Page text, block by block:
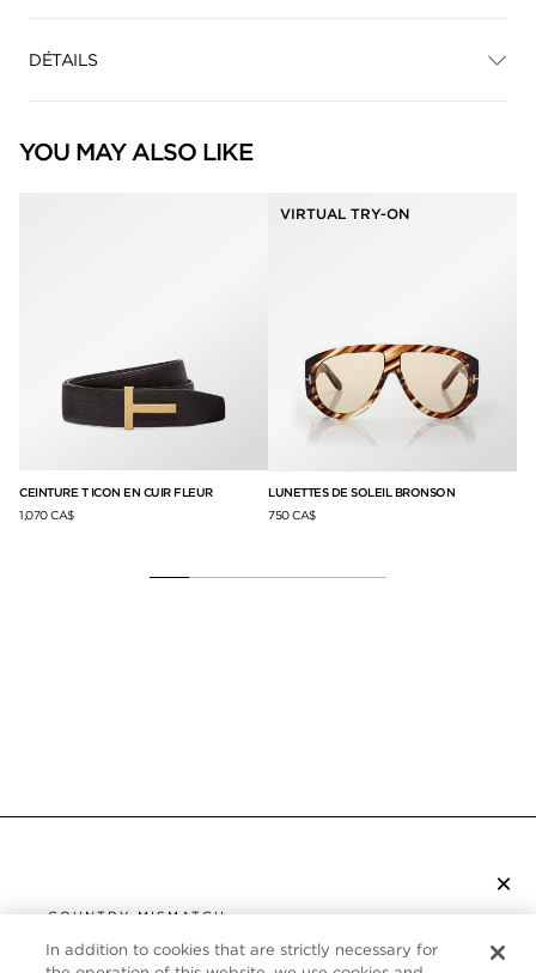
DÉTAILS
YOU MAY ALSO LIKE
CEINTURE T ICON EN CUIR FLEUR
1,070 CA$
VIRTUAL TRY-ON
LUNETTES DE SOLEIL BRONSON
750 CA$
×
COUNTRY MISMATCH
YOU ARE BROWSING FROM
In addition to cookies that are strictly necessary for